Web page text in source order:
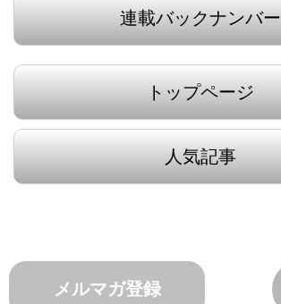
連載バックナンバー
トップページ
人気記事
メルマガ登録